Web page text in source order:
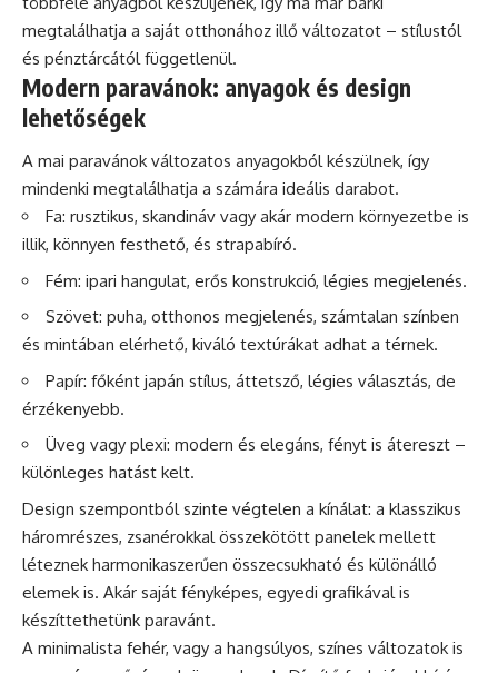
megtalálhatja a saját otthonához illő változatot – stílustól
és pénztárcától függetlenül.
Modern paravánok: anyagok és design
lehetőségek
A mai paravánok változatos anyagokból készülnek, így
mindenki megtalálhatja a számára ideális darabot.
Fa: rusztikus, skandináv vagy akár modern környezetbe is
illik, könnyen festhető, és strapabíró.
Fém: ipari hangulat, erős konstrukció, légies megjelenés.
Szövet: puha, otthonos megjelenés, számtalan színben
és mintában elérhető, kiváló textúrákat adhat a térnek.
Papír: főként japán stílus, áttetsző, légies választás, de
érzékenyebb.
Üveg vagy plexi: modern és elegáns, fényt is átereszt –
különleges hatást kelt.
Design szempontból szinte végtelen a kínálat: a klasszikus
háromrészes, zsanérokkal összekötött panelek mellett
léteznek harmonikaszerűen összecsukható és különálló
elemek is. Akár saját fényképes, egyedi grafikával is
készíttethetünk paravánt.
A minimalista fehér, vagy a hangsúlyos, színes változatok is